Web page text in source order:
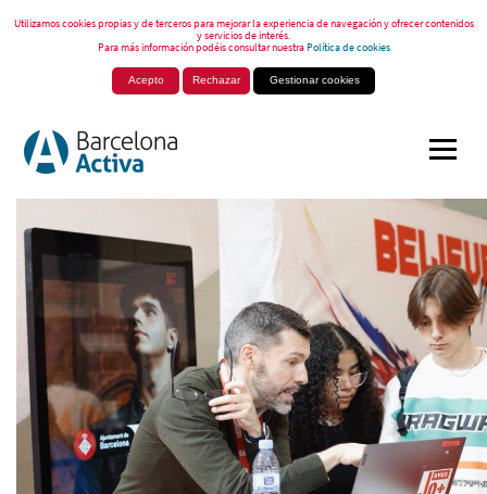
Utilizamos cookies propias y de terceros para mejorar la experiencia de navegación y ofrecer contenidos
y servicios de interés.
Para más información podéis consultar nuestraPolítica de cookies
Acepto Rechazar Gestionar cookies